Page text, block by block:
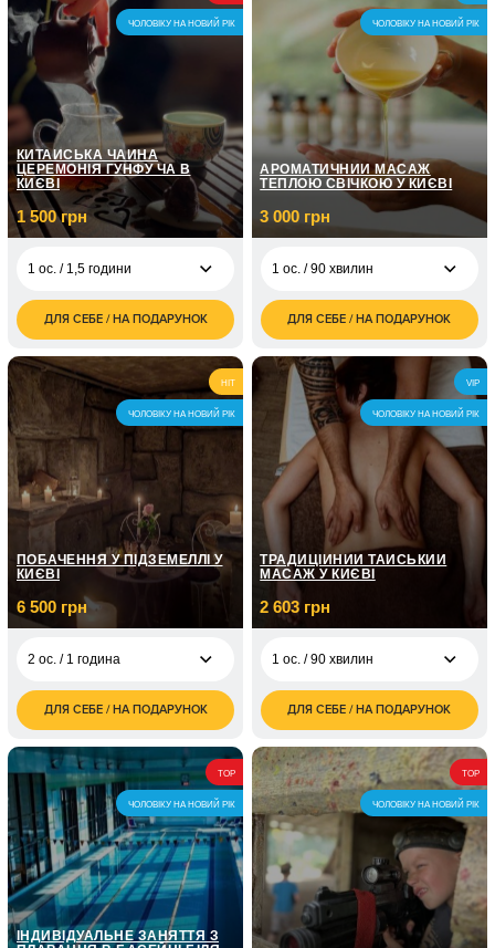
ЧОЛОВІКУ НА НОВИЙ РІК
КИТАЙСЬКА ЧАЙНА
ЦЕРЕМОНІЯ ГУНФУ ЧА В
КИЄВІ
1 500 грн
1 ос. / 1,5 години
1 500
грн
2 ос. / 1,5 години
3 000
грн
ДЛЯ СЕБЕ / НА ПОДАРУНОК
ЧОЛОВІКУ НА НОВИЙ РІК
АРОМАТИЧНИЙ МАСАЖ
ТЕПЛОЮ СВІЧКОЮ У КИЄВІ
3 000 грн
1 ос. / 90 хвилин
3 000
грн
2 ос. / 90 хвилин
6 000
грн
ДЛЯ СЕБЕ / НА ПОДАРУНОК
HIT
ЧОЛОВІКУ НА НОВИЙ РІК
ПОБАЧЕННЯ У ПІДЗЕМЕЛЛІ У
КИЄВІ
6 500 грн
2 ос. / 1 година
6 500
грн
2 ос. / 2 години
7 500
грн
ДЛЯ СЕБЕ / НА ПОДАРУНОК
VIP
ЧОЛОВІКУ НА НОВИЙ РІК
ТРАДИЦІЙНИЙ ТАЙСЬКИЙ
МАСАЖ У КИЄВІ
2 603 грн
1 ос. / 90 хвилин
2 603
грн
2 ос. / 90 хвилин
4 000
грн
ДЛЯ СЕБЕ / НА ПОДАРУНОК
TOP
ЧОЛОВІКУ НА НОВИЙ РІК
ІНДИВІДУАЛЬНЕ ЗАНЯТТЯ З
TOP
ЧОЛОВІКУ НА НОВИЙ РІК